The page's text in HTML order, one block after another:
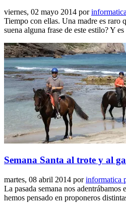
viernes, 02 mayo 2014 por
Tiempo con ellas. Una madre es raro
suena alguna frase de este estilo? Y
Semana Santa al trote y al
martes, 08 abril 2014 porinformatica
La pasada semana nos
hemos pensado en proponeros